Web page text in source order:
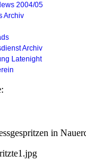
2004/05
Archiv
Archiv
Latenight
in